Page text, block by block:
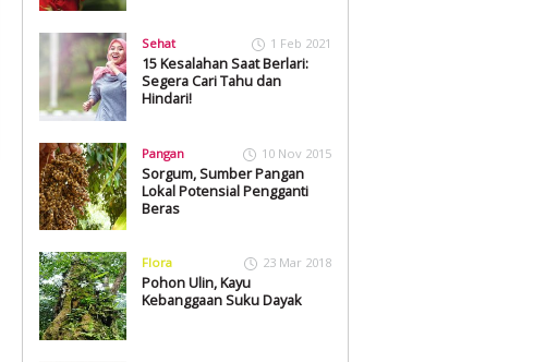
Sehat 1 Feb 2021
15 Kesalahan Saat Berlari:
Segera Cari Tahu dan
Hindari!
Pangan 10 Nov 2015
Sorgum, Sumber Pangan
Lokal Potensial Pengganti
Beras
Flora 23 Mar 2018
Pohon Ulin, Kayu
Kebanggaan Suku Dayak